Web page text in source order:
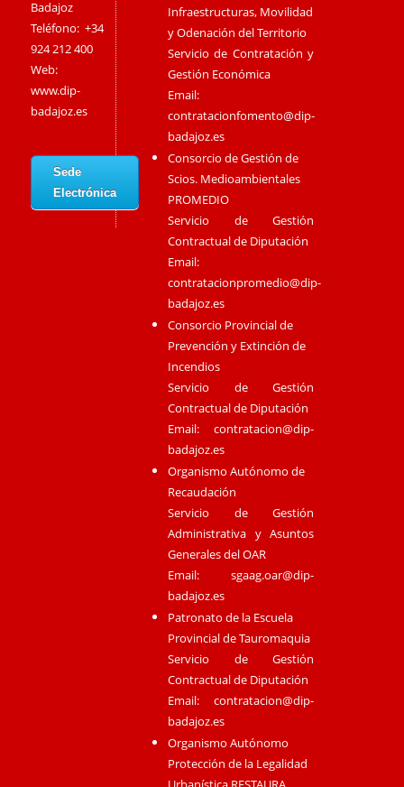
Badajoz
Teléfono: +34
924 212 400
Web:
www.dip-
badajoz.es
Sede
Electrónica
Infraestructuras, Movilidad
y Odenación del Territorio
Servicio de Contratación y
Gestión Económica
Email:
contratacionfomento@dip-
badajoz.es
Consorcio de Gestión de
Scios. Medioambientales
PROMEDIO
Servicio de Gestión
Contractual de Diputación
Email:
contratacionpromedio@dip-
badajoz.es
Consorcio Provincial de
Prevención y Extinción de
Incendios
Servicio de Gestión
Contractual de Diputación
Email:contratacion@dip-
badajoz.es
Organismo Autónomo de
Recaudación
Servicio de Gestión
Administrativa y Asuntos
Generales del OAR
Email:sgaag.oar@dip-
badajoz.es
Patronato de la Escuela
Provincial de Tauromaquia
Servicio de Gestión
Contractual de Diputación
Email:contratacion@dip-
badajoz.es
Organismo Autónomo
Protección de la Legalidad